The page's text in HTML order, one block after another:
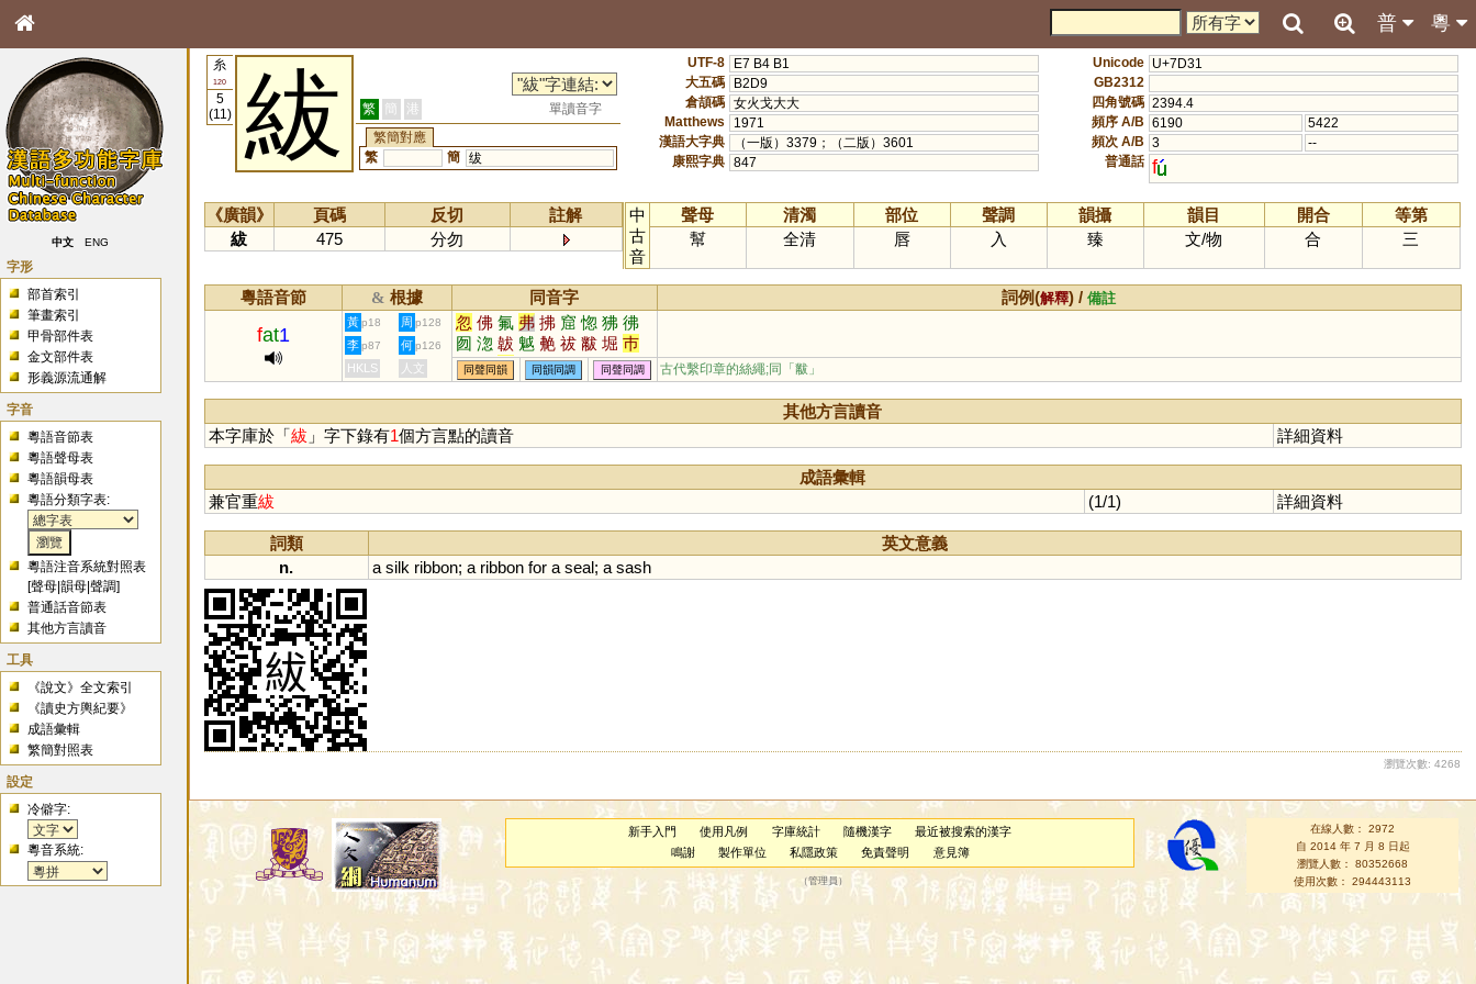
粵
普
中文 ENG
字形
部首索引
筆畫索引
甲骨部件表
金文部件表
形義源流通解
字音
粵語音節表
粵語聲母表
粵語韻母表
粵語分類字表:
粵語注音系統對照表
[聲母 |韻母 |聲調]
普通話音節表
其他方言讀音
工具
《說文》全文索引
《讀史方輿紀要》
成語彙輯
繁簡對照表
設定
冷僻字:
粵音系統:
糸
120
5
(11)
紱 繁 簡 港
單讀音字
繁簡對應
繁
簡 绂
UTF-8
E7 B4 B1
大五碼
B2D9
倉頡碼 女火戈大大
Matthews
1971
漢語大字典
（一版）3379；（二版）3601
康熙字典 847
Unicode U+7D31
GB2312
四角號碼 2394.4
頻序 A/B 6190
5422
頻次 A/B 3
--
普通話 f
《廣韻》 頁碼 反切
註解
紱
475 分勿
中
古
音
聲母 清濁 部位 聲調 韻攝 韻目 開合
等第
幫
全清 唇 入 臻 文/物 合 三
粵語音節 & 根據 同音字 詞例(解釋) /備註
fat1
黃 p18 周 p128 忽 佛 氟 弗 拂 窟 惚 狒 彿
囫 淴 韍 魆 艴 祓 黻 堀 巿
笏 芾 茀 紼 笰 袚 欻 綍 矻
胐 芴 曶 昒 帗 刜 窋 泏 匢
李 p87 何 p126
HKLS 人文 同聲同韻 同韻同調 同聲同調 古代繫印章的絲繩;同「黻 」
其他方言讀音
本字庫於「紱 」字下錄有1個方言點的讀音 詳細資料
成語彙輯
兼官重紱 (1/1) 詳細資料
詞類
英文意義
n.
a silk ribbon; a ribbon for a seal; a sash
瀏覽次數: 4268
新手入門 使用凡例 字庫統計 隨機漢字
最近被搜索的漢字
鳴謝
製作單位 私隱政策 免責聲明 意見簿
（管理員 ）
在線人數： 2972
自 2014 年 7 月 8 日起
瀏覽人數： 80352668
使用次數： 294443113